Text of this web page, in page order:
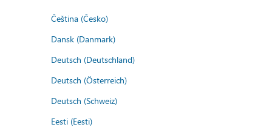
Čeština (Česko)
Dansk (Danmark)
Deutsch (Deutschland)
Deutsch (Österreich)
Deutsch (Schweiz)
Eesti (Eesti)